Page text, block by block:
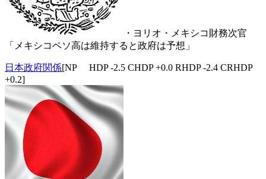
・ヨリオ・メキシコ財務次官
「メキシコペソ高は維持すると政府は予想」
日本政府関係[NP HDP -2.5 CHDP +0.0 RHDP -2.4 CRHDP
+0.2]